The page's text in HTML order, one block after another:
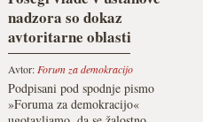
nadzora so dokaz
avtoritarne oblasti
Avtor: Forum za demokracijo
Podpisani pod spodnje pismo
»Foruma za demokracijo«